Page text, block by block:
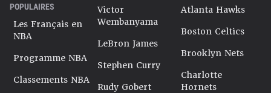
POPULAIRES
Les Français en
NBA
Programme NBA
Classements NBA
Victor
Wembanyama
LeBron James
Stephen Curry
Rudy Gobert
Atlanta Hawks
Boston Celtics
Brooklyn Nets
Charlotte
Hornets